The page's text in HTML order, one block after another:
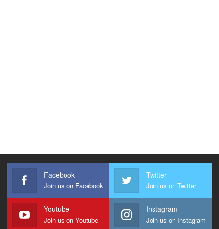
Facebook
Join us on Facebook
Twitter
Join us on Twitter
Youtube
Join us on Youtube
Instagram
Join us on Instagram